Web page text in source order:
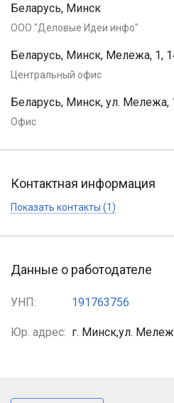
Беларусь, Минск
ООО "Деловые Идеи инфо"
Беларусь, Минск, Мележа, 1,
Центральный офис
Беларусь, Минск, ул. Мележа,
Офис
Контактная информация
Показать контакты (1)
Данные о работодателе
УНП: 191763756
Юр. адрес: г. Минск,ул.